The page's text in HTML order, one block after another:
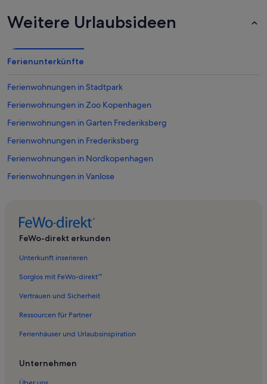
Weitere Urlaubsideen
Ferienunterkünfte
Ferienwohnungen in Stadtpark
Ferienwohnungen in Zoo Kopenhagen
Ferienwohnungen in Garten Frederiksberg
Ferienwohnungen in Frederiksberg
Ferienwohnungen in Nordkopenhagen
Ferienwohnungen in Vanlose
Ferienwohnungen in Hvissingestenen
Ferienwohnungen in Rodovre Centrum
Ferienwohnungen in Schloss Frederiksberg
Ferienwohnungen in Kopenhagen
Ferienwohnungen in Hvidovre
FeWo-direkt erkunden
Unterkunft inserieren
Sorglos mit FeWo-direkt™
Vertrauen und Sicherheit
Ressourcen für Partner
Ferienhäuser und Urlaubsinspiration
Unternehmen